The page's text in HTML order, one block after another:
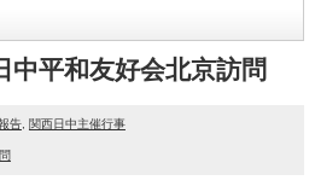
中平和友好会北京訪問
告, 関西日中主催行事